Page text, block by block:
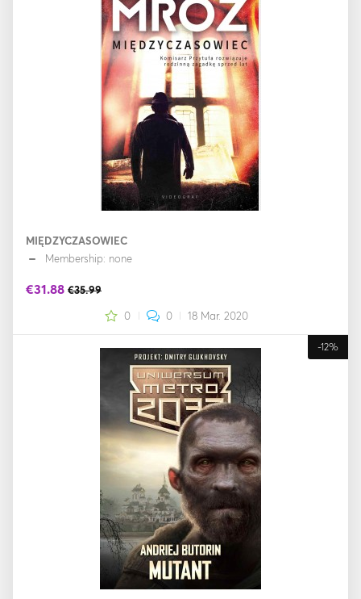
MIĘDZYCZASOWIEC
Membership: none
€31.88 €35.99
0 0 18 Mar. 2020
-12%